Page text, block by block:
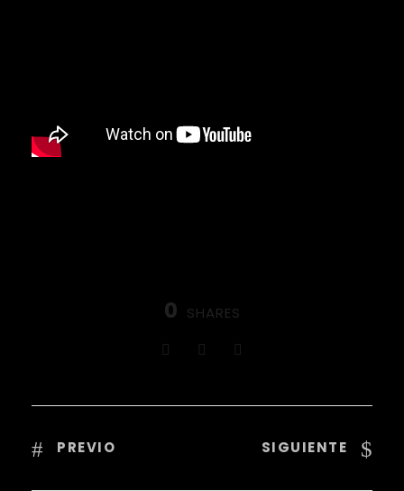
0 SHARES
PREVIO SIGUIENTE